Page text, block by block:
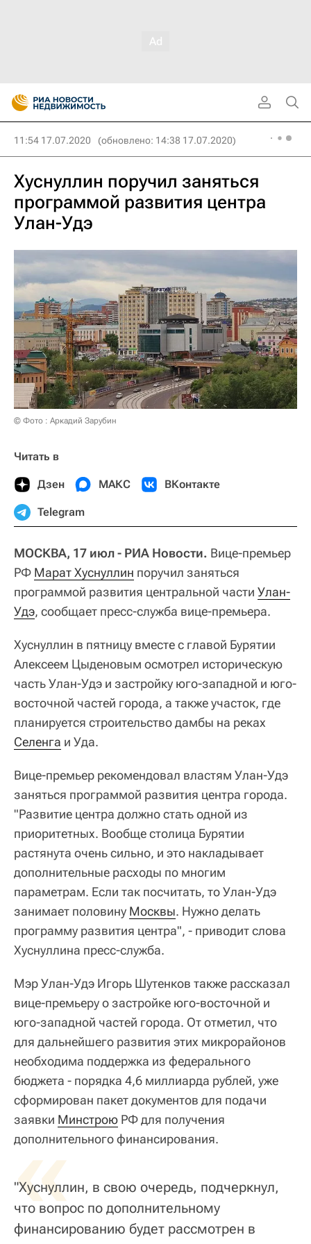
11:54 17.07.2020 (обновлено: 14:38 17.07.2020)
Хуснуллин поручил заняться
программой развития центра
Улан-Удэ
© Фото : Аркадий Зарубин
Читать в
Дзен МАКС ВКонтакте
Telegram
МОСКВА, 17 июл - РИА Новости. Вице-премьер
РФ Марат Хуснуллин поручил заняться
программой развития центральной части Улан-
Удэ, сообщает пресс-служба вице-премьера.
Хуснуллин в пятницу вместе с главой Бурятии
Алексеем Цыденовым осмотрел историческую
часть Улан-Удэ и застройку юго-западной и юго-
восточной частей города, а также участок, где
планируется строительство дамбы на реках
Селенга и Уда.
Вице-премьер рекомендовал властям Улан-Удэ
заняться программой развития центра города.
"Развитие центра должно стать одной из
приоритетных. Вообще столица Бурятии
растянута очень сильно, и это накладывает
дополнительные расходы по многим
параметрам. Если так посчитать, то Улан-Удэ
занимает половину Москвы. Нужно делать
программу развития центра", - приводит слова
Хуснуллина пресс-служба.
Мэр Улан-Удэ Игорь Шутенков также рассказал
вице-премьеру о застройке юго-восточной и
юго-западной частей города. От отметил, что
для дальнейшего развития этих микрорайонов
необходима поддержка из федерального
бюджета - порядка 4,6 миллиарда рублей, уже
сформирован пакет документов для подачи
заявки Минстрою РФ для получения
дополнительного финансирования.
«
"Хуснуллин, в свою очередь, подчеркнул,
что вопрос по дополнительному
финансированию будет рассмотрен в